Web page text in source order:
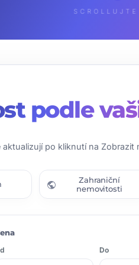
SCROLLUJTE
podle
po kliknutí na Zobrazit
public
Zahraniční
nemovitosti
Do